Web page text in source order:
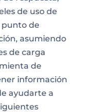
de uso de
punto de
asumiendo
de carga
de
información
ayudarte a